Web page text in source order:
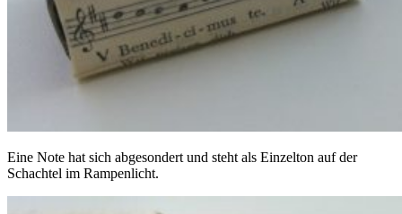
Eine Note hat sich abgesondert und steht als Einzelton auf der
Schachtel im Rampenlicht.